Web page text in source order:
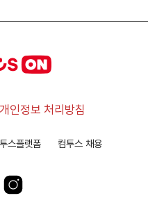
개인정보 처리방침
스플랫폼 컴투스 채용